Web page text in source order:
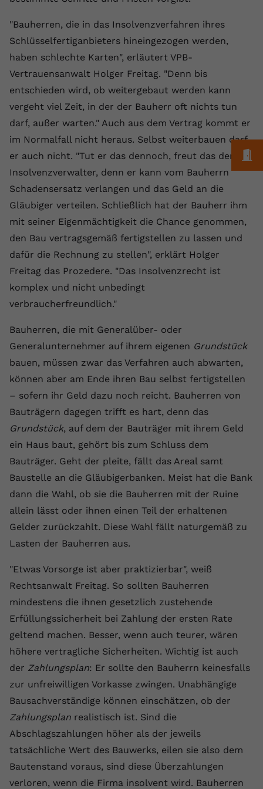
"Bauherren, die in das Insolvenzverfahren ihres
Schlüsselfertiganbieters hineingezogen werden,
haben schlechte Karten", erläutert VPB-
Vertrauensanwalt Holger Freitag. "Denn bis
entschieden wird, ob weitergebaut werden kann
vergeht viel Zeit, in der der Bauherr oft nichts tun
darf, außer warten." Auch aus dem Vertrag kommt er
im Normalfall nicht heraus. Selbst weiterbauen darf
er auch nicht. "Tut er das dennoch, freut das den
Insolvenzverwalter, denn er kann vom Bauherrn
Schadensersatz verlangen und das Geld an die
Gläubiger verteilen. Schließlich hat der Bauherr ihm
mit seiner Eigenmächtigkeit die Chance genommen,
den Bau vertragsgemäß fertigstellen zu lassen und
dafür die Rechnung zu stellen", erklärt Holger
Freitag das Prozedere. "Das Insolvenzrecht ist
komplex und nicht unbedingt
verbraucherfreundlich."
Bauherren, die mit Generalüber- oder
Generalunternehmer auf ihrem eigenen Grundstück
bauen, müssen zwar das Verfahren auch abwarten,
können aber am Ende ihren Bau selbst fertigstellen
– sofern ihr Geld dazu noch reicht. Bauherren von
Bauträgern dagegen trifft es hart, denn das
Grundstück, auf dem der Bauträger mit ihrem Geld
ein Haus baut, gehört bis zum Schluss dem
Bauträger. Geht der pleite, fällt das Areal samt
Baustelle an die Gläubigerbanken. Meist hat die Bank
dann die Wahl, ob sie die Bauherren mit der Ruine
allein lässt oder ihnen einen Teil der erhaltenen
Gelder zurückzahlt. Diese Wahl fällt naturgemäß zu
Lasten der Bauherren aus.
"Etwas Vorsorge ist aber praktizierbar", weiß
Rechtsanwalt Freitag. So sollten Bauherren
mindestens die ihnen gesetzlich zustehende
Erfüllungssicherheit bei Zahlung der ersten Rate
geltend machen. Besser, wenn auch teurer, wären
höhere vertragliche Sicherheiten. Wichtig ist auch
der Zahlungsplan: Er sollte den Bauherrn keinesfalls
zur unfreiwilligen Vorkasse zwingen. Unabhängige
Bausachverständige können einschätzen, ob der
Zahlungsplan realistisch ist. Sind die
Abschlagszahlungen höher als der jeweils
tatsächliche Wert des Bauwerks, eilen sie also dem
Bautenstand voraus, sind diese Überzahlungen
verloren, wenn die Firma insolvent wird. Bauherren
Laufzeit 1 Jahr
Dieser Wert speichert Ihre Consent-
Einstellungen. Unter anderem eine
zufällig generierte ID, für die
vorgenommen Einstellungen, falls der
Webseiten-Betreiber dies eingestellt
hat.
Name fe_typo_user
Anbieter VPB.de
Laufzeit Session
Dieses Cookie wird verwendet, um die
Benutzereinstellungen zu ermöglichen.
Informationen zur Nutzung der
Website zu erfassen.
Name _gcl au
Anbieter Google Ads
Laufzeit 90 Tage
Wird von Google Ads für das
Conversion-Tracking verwendet, um
Werbeklicks der Nutzung auf unserer
Website zuzuordnen.
Cookie-Informationen anzeigen
Externe Inhalte
um Ihnen zusätzliche Informationen anzubieten.
Name vuid
Anbieter vimeo.com
Laufzeit 2 Jahre
Zweck
Vimeo installiert dieses Cookie, um
Tracking-Informationen zu sammeln,
indem es eine eindeutige ID zum
Einbetten von Videos auf der Website
Name CONSENT
Anbieter
Laufzeit 2 Jahre
Zweck
YouTube setzt dieses Cookie über
eingebettete YouTube-Videos und
registriert anonyme statistische Daten.
Name yt-remote-device-id
Anbieter Youtube.com
Laufzeit Session
YouTube setzt diesen Cookie, um die
Videopräferenzen des Benutzers zu
speichern, der eingebettete YouTube-
Videos verwendet.
Name yt.innertube::requests
Anbieter youtube.com
Session
Dieser von YouTube gesetzte Cookie
registriert eine eindeutige ID, um
Videos von YouTube der Nutzer
gesehen hat.
yt.innertube::nextId
Anbieter Youtube.com
Dieser von YouTube gesetzte Cookie
Cookie-Informationen anzeigen